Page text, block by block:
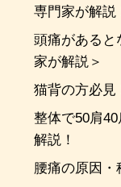
専門家が解
頭痛があると
家が解説＞
猫背の方必
整体で50肩
解説！
腰痛の原因・